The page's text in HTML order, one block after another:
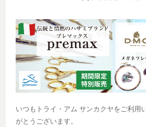
いつもトライ・アム サンカクヤをご利用
がとうございます。